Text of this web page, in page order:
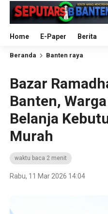
Home E-Paper Berita
Beranda Banten raya
Bazar
Banten,
Belanja
Murah
waktu baca 2 menit
Rabu, 11 Mar 2026 14:04